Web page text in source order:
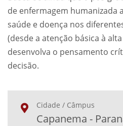
de enfermagem humanizada
saúde e doença nos
(desde a atenção básica à
desenvolva o pensamento
decisão.
Cidade / Câmpus
Capanema -